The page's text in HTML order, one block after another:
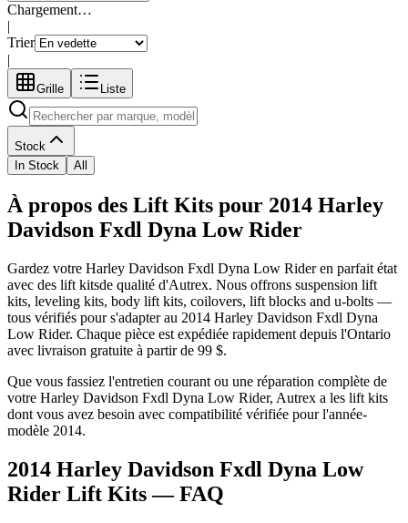
Chargement…
|
Trier
|
Grille Liste
Stock
In Stock
All
À propos des Lift Kits pour 2014 Harley
Davidson Fxdl Dyna Low Rider
Gardez votre Harley Davidson Fxdl Dyna Low Rideren parfait état
avec des lift kitsde qualité d'Autrex. Nous offrons suspension lift
kits, leveling kits, body lift kits, coilovers, lift blocks and u-bolts —
tous vérifiés pour s'adapter au 2014 Harley Davidson Fxdl Dyna
Low Rider. Chaque pièce est expédiée rapidement depuis l'Ontario
avec livraison gratuite à partir de 99 $.
Que vous fassiez l'entretien courant ou une réparation complète de
votre Harley Davidson Fxdl Dyna Low Rider, Autrex a les lift kits
dont vous avez besoin avec compatibilité vérifiée pour l'année-
modèle 2014.
2014 Harley Davidson Fxdl Dyna Low
Rider Lift Kits— FAQ